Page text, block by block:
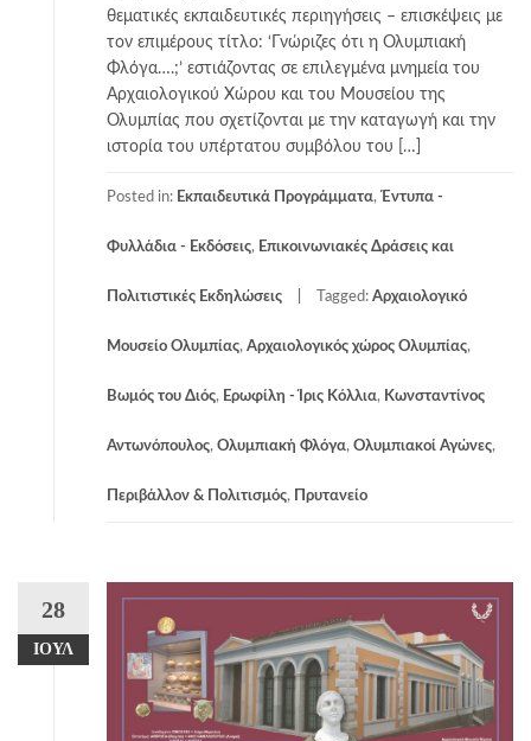
θεματικές εκπαιδευτικές περιηγήσεις – επισκέψεις με
τον επιμέρους τίτλο: ‘Γνώριζες ότι η Ολυμπιακή
Φλόγα….;’ εστιάζοντας σε επιλεγμένα μνημεία του
Αρχαιολογικού Χώρου και του Μουσείου της
Ολυμπίας που σχετίζονται με την καταγωγή και την
ιστορία του υπέρτατου συμβόλου του […]
Posted in: Εκπαιδευτικά Προγράμματα, Έντυπα -
Φυλλάδια - Εκδόσεις, Επικοινωνιακές Δράσεις και
Πολιτιστικές Εκδηλώσεις Tagged: Αρχαιολογικό
Μουσείο Ολυμπίας, Αρχαιολογικός χώρος Ολυμπίας,
Βωμός του Διός, Ερωφίλη - Ίρις Κόλλια, Κωνσταντίνος
Αντωνόπουλος, Ολυμπιακή Φλόγα, Ολυμπιακοί Αγώνες,
Περιβάλλον & Πολιτισμός, Πρυτανείο
28
ΙΟΎΛ